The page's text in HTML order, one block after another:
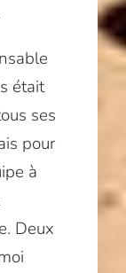
était
ses
pour
à
Deux